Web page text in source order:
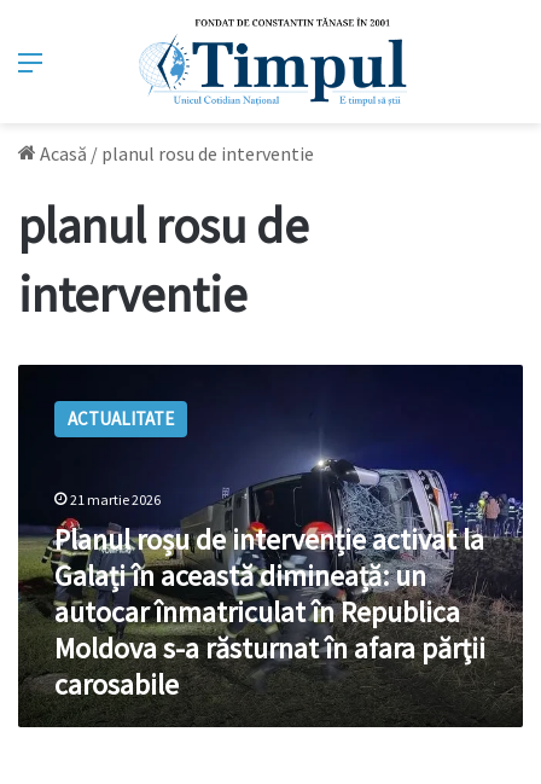
Meniu
Acasă / planul rosu de interventie
planul rosu de
interventie
Galați
în
această
dimineață:
un
autocar
înmatriculat
în
Republica
ACTUALITATE
21 martie 2026
Planul roșu de intervenție activat la
Galați în această dimineață: un
autocar înmatriculat în Republica
Moldova s-a răsturnat în afara părţii
carosabile